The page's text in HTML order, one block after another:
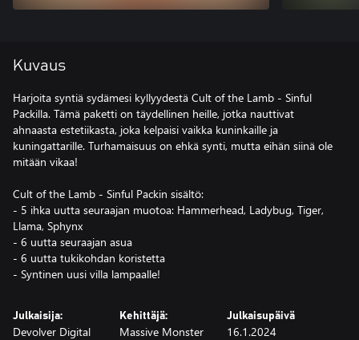
Kuvaus
Harjoita syntiä sydämesi kyllyydestä Cult of the Lamb - Sinful
Packilla. Tämä paketti on täydellinen heille, jotka nauttivat
ahnaasta estetiikasta, joka kelpaisi vaikka kuninkaille ja
kuningattarille. Turhamaisuus on ehkä synti, mutta eihän siinä ole
mitään vikaa!
Cult of the Lamb - Sinful Packin sisältö:
- 5 ihka uutta seuraajan muotoa: Hammerhead, Ladybug, Tiger,
Llama, Sphynx
- 6 uutta seuraajan asua
- 6 uutta tukikohdan koristetta
- Syntinen uusi villa lampaalle!
Julkaisija:
Devolver Digital
Kehittäjä:
Massive Monster
Julkaisupäivä
16.1.2024